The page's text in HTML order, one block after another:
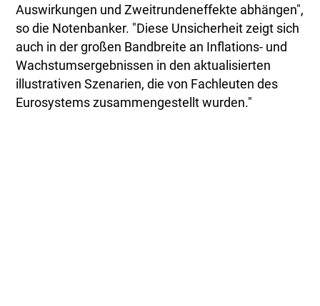
Auswirkungen und Zweitrundeneffekte abhängen",
so die Notenbanker. "Diese Unsicherheit zeigt sich
auch in der großen Bandbreite an Inflations- und
Wachstumsergebnissen in den aktualisierten
illustrativen Szenarien, die von Fachleuten des
Eurosystems zusammengestellt wurden."